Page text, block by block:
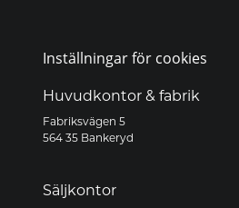
Inställningar för cookies
Huvudkontor & fabrik
Fabriksvägen 5
564 35 Bankeryd
Säljkontor